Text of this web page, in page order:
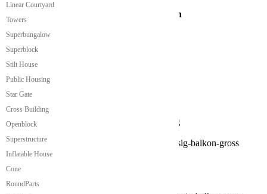
Linear Courtyard
Towers
Superbungalow
Superblock
Stilt House
Public Housing
Star Gate
Cross Building
Openblock
Superstructure
Inflatable House
Cone
RoundParts
Steilwinkliges Nurdachhaus mit zwei Ebenen
Nurdachhaus mit zwei Etagen und Gauben